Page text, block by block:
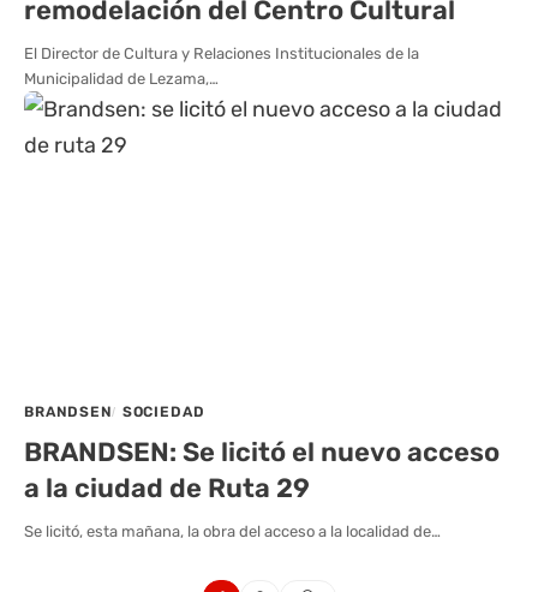
remodelación del Centro Cultural
El Director de Cultura y Relaciones Institucionales de la
Municipalidad de Lezama,…
BRANDSEN SOCIEDAD
BRANDSEN: Se licitó el nuevo acceso
a la ciudad de Ruta 29
Se licitó, esta mañana, la obra del acceso a la localidad de…